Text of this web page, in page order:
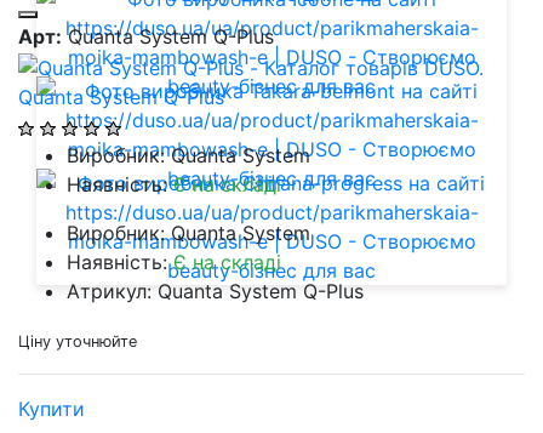
Арт: Quanta System Q-Plus
Quanta System Q-Plus
Виробник: Quanta System
Наявність:Є на складі
Виробник: Quanta System
Наявність:Є на складі
Атрикул: Quanta System Q-Plus
Ціну уточнюйте
Купити